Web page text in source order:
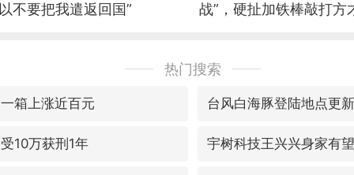
不要把我遣返回国”
战”，硬扯加铁棒敲打方
热门搜索
箱上涨近百元 台风白海豚登陆地点更新
10万获刑1年 宇树科技王兴兴身家有